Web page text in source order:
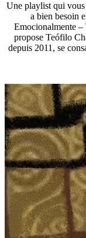
Une playlist qui vous
a bien besoin
Emocionalmente –
propose Teófilo
depuis 2011, se